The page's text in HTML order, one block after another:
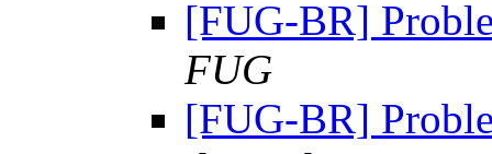
[FUG-BR]
FUG
[FUG-BR]